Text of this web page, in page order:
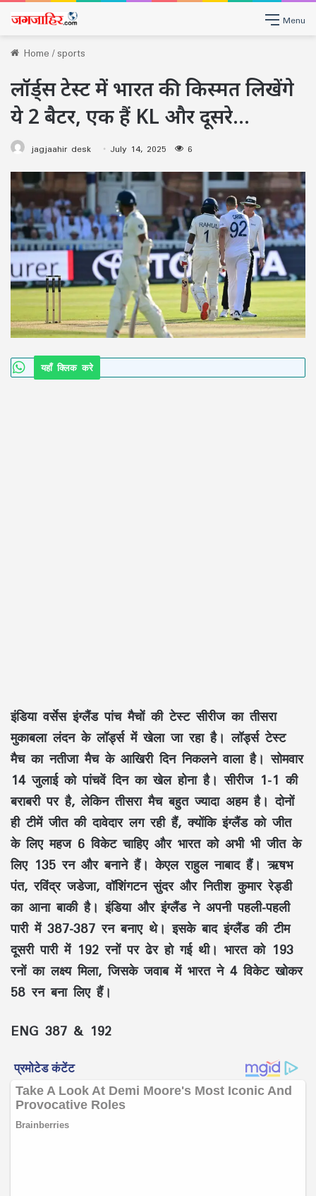
Menu
Home/sports
लॉर्ड्स टेस्ट में भारत की किस्मत लिखेंगे
ये 2 बैटर, एक हैं KL और दूसरे…
jagjaahir desk July 14, 2025 6
यहाँ क्लिक करे
इंडिया वर्सेस इंग्लैंड पांच मैचों की टेस्ट सीरीज का तीसरा
मुकाबला लंदन के लॉर्ड्स में खेला जा रहा है। लॉर्ड्स टेस्ट
मैच का नतीजा मैच के आखिरी दिन निकलने वाला है। सोमवार
14 जुलाई को पांचवें दिन का खेल होना है। सीरीज 1-1 की
बराबरी पर है, लेकिन तीसरा मैच बहुत ज्यादा अहम है। दोनों
ही टीमें जीत की दावेदार लग रही हैं, क्योंकि इंग्लैंड को जीत
के लिए महज 6 विकेट चाहिए और भारत को अभी भी जीत के
लिए 135 रन और बनाने हैं। केएल राहुल नाबाद हैं। ऋषभ
पंत, रविंद्र जडेजा, वॉशिंगटन सुंदर और नितीश कुमार रेड्डी
का आना बाकी है। इंडिया और इंग्लैंड ने अपनी पहली-पहली
पारी में 387-387 रन बनाए थे। इसके बाद इंग्लैंड की टीम
दूसरी पारी में 192 रनों पर ढेर हो गई थी। भारत को 193
रनों का लक्ष्य मिला, जिसके जवाब में भारत ने 4 विकेट खोकर
58 रन बना लिए हैं।
ENG 387 & 192